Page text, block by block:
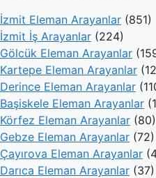
İzmit Eleman Arayanlar (851)
İzmit İş Arayanlar (224)
Gölcük Eleman Arayanlar
Kartepe Eleman Arayanlar
Derince Eleman Arayanlar
Başiskele Eleman Arayanlar
Körfez Eleman Arayanlar (80)
Gebze Eleman Arayanlar (72)
Çayırova Eleman Arayanlar
Darıca Eleman Arayanlar (37)